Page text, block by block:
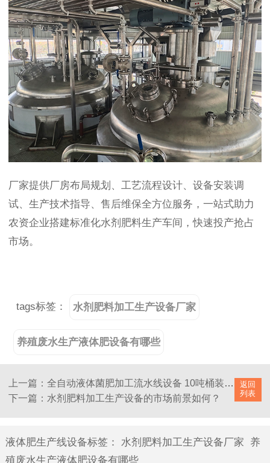
厂家提供厂房布局规划、工艺流程设计、设备安装调
试、生产技术指导、售后维保全方位服务，一站式助力
农资企业搭建标准化水剂肥料生产车间，快速投产抢占
市场。
tags标签： 水剂肥料加工生产设备厂家
养殖废水生产液体肥设备有哪些
返回
列表
上一篇：全自动液体菌肥加工流水线设备 10吨桶装液态肥灌装机设备工厂
下一篇：水剂肥料加工生产设备的市场前景如何？
液体肥生产线设备标签 ： 水剂肥料加工生产设备厂家
养
殖废水生产液体肥设备有哪些